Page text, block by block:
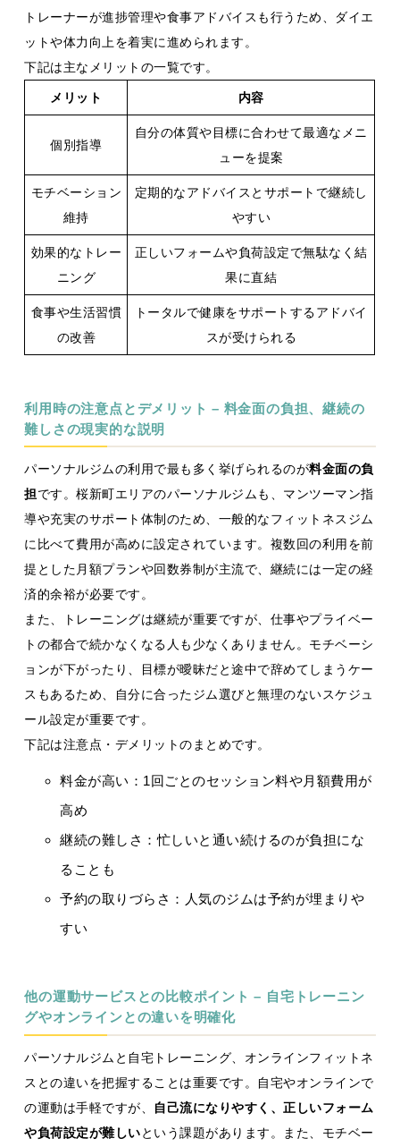
トレーナーが進捗管理や食事アドバイスも行うため、ダイエ
ットや体力向上を着実に進められます。
下記は主なメリットの一覧です。
メリット 内容
個別指導
自分の体質や目標に合わせて最適なメニ
ューを提案
モチベーション
維持
定期的なアドバイスとサポートで継続し
やすい
効果的なトレー
ニング
正しいフォームや負荷設定で無駄なく結
果に直結
食事や生活習慣
の改善
トータルで健康をサポートするアドバイ
スが受けられる
利用時の注意点とデメリット – 料金面の負担、継続の
難しさの現実的な説明
パーソナルジムの利用で最も多く挙げられるのが料金面の負
担です。桜新町エリアのパーソナルジムも、マンツーマン指
導や充実のサポート体制のため、一般的なフィットネスジム
に比べて費用が高めに設定されています。複数回の利用を前
提とした月額プランや回数券制が主流で、継続には一定の経
済的余裕が必要です。
また、トレーニングは継続が重要ですが、仕事やプライベー
トの都合で続かなくなる人も少なくありません。モチベーシ
ョンが下がったり、目標が曖昧だと途中で辞めてしまうケー
スもあるため、自分に合ったジム選びと無理のないスケジュ
ール設定が重要です。
下記は注意点・デメリットのまとめです。
料金が高い：1回ごとのセッション料や月額費用が
高め
継続の難しさ：忙しいと通い続けるのが負担にな
ることも
予約の取りづらさ：人気のジムは予約が埋まりや
すい
他の運動サービスとの比較ポイント – 自宅トレーニン
グやオンラインとの違いを明確化
パーソナルジムと自宅トレーニング、オンラインフィットネ
スとの違いを把握することは重要です。自宅やオンラインで
の運動は手軽ですが、
自己流になりやすく、正しいフォーム
や負荷設定が難しいという課題があります。また、モチベー